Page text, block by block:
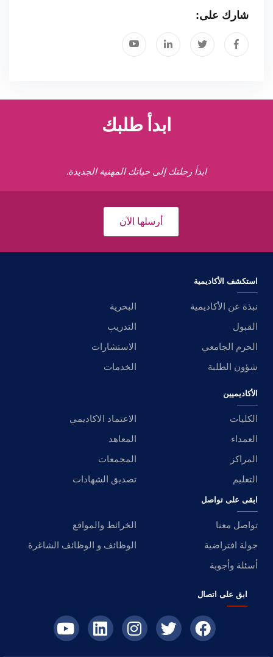
شارك على:
ابدأ طلبك
ابدأ رحلتك إلى حياتك المهنية الجديدة.
أرسلها الآن
استكشف الأكاديمية
نبذة عن الأكاديمية
البحرية
القبول
التدريب
الحرم الجامعي
الاستشارات
شؤون الطلبة
الخدمات
الأكاديميين
الكليات
الاعتماد الاكاديمي
العمداء
المعاهد
المراكز
المجمعات
التعليم
تصديق الشهادات
ابقى على تواصل
تواصل معنا
الخرائط والمواقع
جولة افتراضية
الوظائف و الوظائف الشاغرة
أسئلة وأجوبة
ابق على اتصال